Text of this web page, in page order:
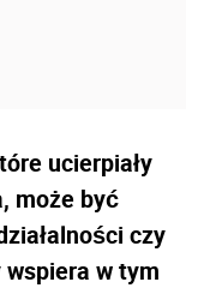
ucierpiały
może być
czy
w tym